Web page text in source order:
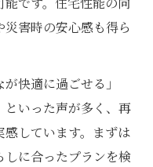
災害時の安心感も得ら
快適に過ごせる」
といった声が多く、再
しています。まずは
に合ったプランを検